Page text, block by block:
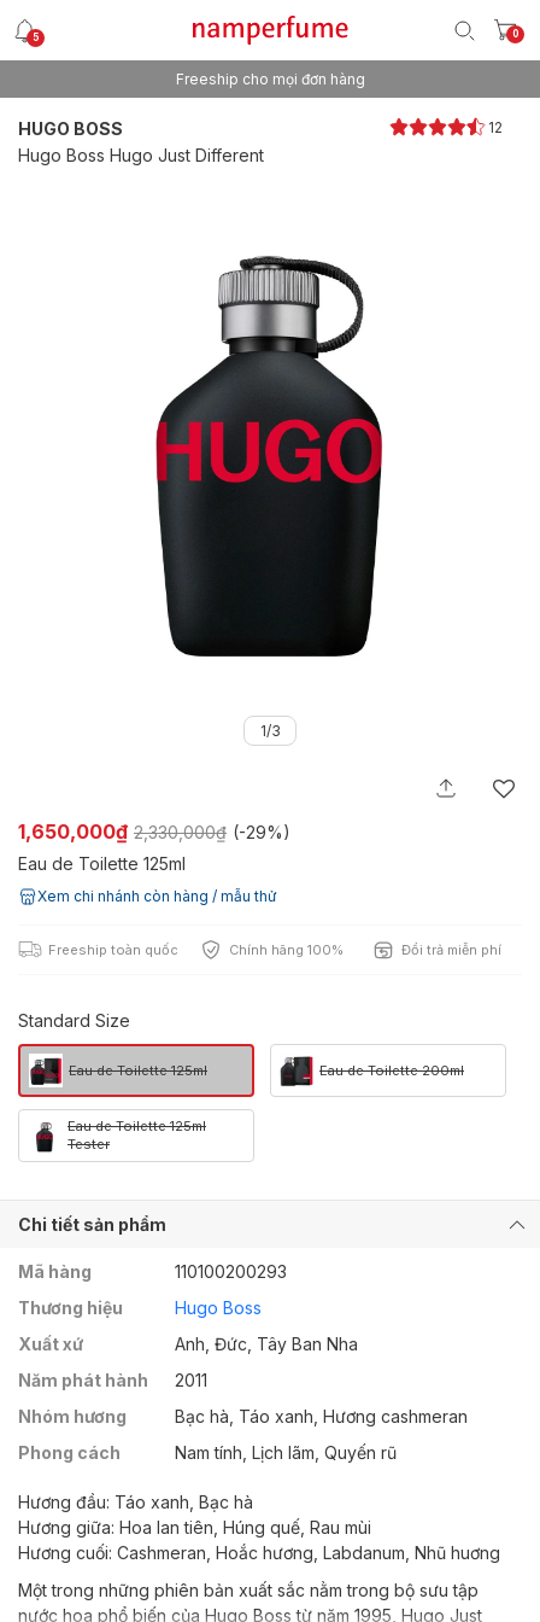
5 0
Freeship cho mọi đơn hàng
HUGO BOSS 12
Hugo Boss Hugo Just Different
1/3
1,650,000₫ 2,330,000₫ (-29%)
Eau de Toilette 125ml
Xem chi nhánh còn hàng / mẫu thử
Freeship toàn quốc Chính hãng 100% Đổi trả miễn phí
Standard Size
Eau de Toilette 125ml Eau de Toilette 200ml
Eau de Toilette 125ml
Tester
Chi tiết sản phẩm
Mã hàng
110100200293
Thương hiệu
Hugo Boss
Xuất xứ
Anh, Đức, Tây Ban Nha
Năm phát hành
2011
Nhóm hương
Bạc hà, Táo xanh, Hương cashmeran
Phong cách
Nam tính, Lịch lãm, Quyến rũ
Hương đầu: Táo xanh, Bạc hà
Hương giữa: Hoa lan tiên, Húng quế, Rau mùi
Hương cuối: Cashmeran, Hoắc hương, Labdanum, Nhũ huơng
Một trong những phiên bản xuất sắc nằm trong bộ sưu tập
nước hoa phổ biến của Hugo Boss từ năm 1995, Hugo Just